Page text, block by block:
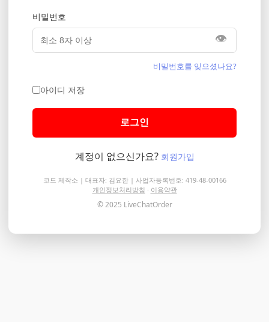
비밀번호
👁️
비밀번호를 잊으셨나요?
아이디 저장
로그인
계정이 없으신가요? 회원가입
코드 제작소 | 대표자: 김요한 | 사업자등록번호: 419-48-00166
개인정보처리방침 · 이용약관
© 2025 LiveChatOrder